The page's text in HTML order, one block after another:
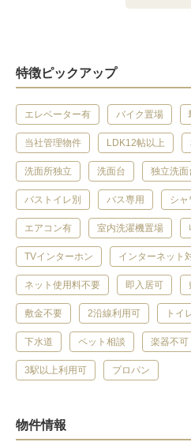
特徴ピックアップ
エレベーター有 バイク置場
当社管理物件 LDK12帖以上
洗面所独立 洗面台 独立洗面
バストイレ別 バス専用 シャ
エアコン有 室内洗濯機置場
TVインターホン インターネット
ネット使用料不要 即入居可
敷金不要 2沿線利用可 トイ
下水道 ペット相談 楽器不可
3駅以上利用可 プロパン
物件情報